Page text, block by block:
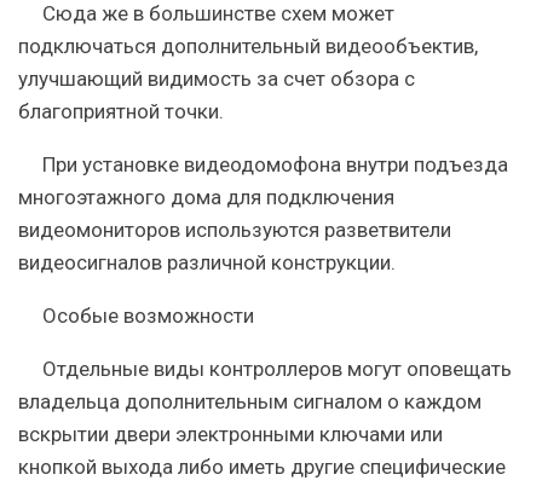
Сюда же в большинстве схем может
подключаться дополнительный видеообъектив,
улучшающий видимость за счет обзора с
благоприятной точки.
При установке видеодомофона внутри подъезда
многоэтажного дома для подключения
видеомониторов используются разветвители
видеосигналов различной конструкции.
Особые возможности
Отдельные виды контроллеров могут оповещать
владельца дополнительным сигналом о каждом
вскрытии двери электронными ключами или
кнопкой выхода либо иметь другие специфические